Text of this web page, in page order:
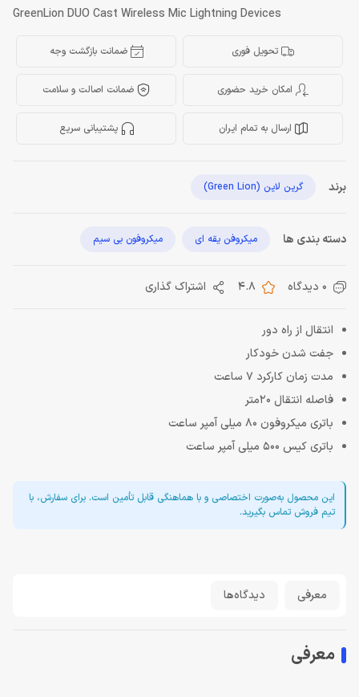
GreenLion DUO Cast Wireless Mic Lightning Devices
تحویل فوری ضمانت بازگشت وجه
امکان خرید حضوری ضمانت اصالت و سلامت
ارسال به تمام ایران پشتیبانی سریع
برند گرین لاین (Green Lion)
دسته بندی ها میکروفن یقه ای میکروفون بی سیم
0 دیدگاه 4.8 اشتراک گذاری
انتقال از راه دور
جفت شدن خودکار
مدت زمان کارکرد 7 ساعت
فاصله انتقال 20متر
باتری میکروفون 80 میلی آمپر ساعت
باتری کیس 500 میلی آمپر ساعت
این محصول به‌صورت اختصاصی و با هماهنگی قابل تأمین است. برای سفارش، با
تیم فروش تماس بگیرید.
معرفی دیدگاه‌ها
معرفی